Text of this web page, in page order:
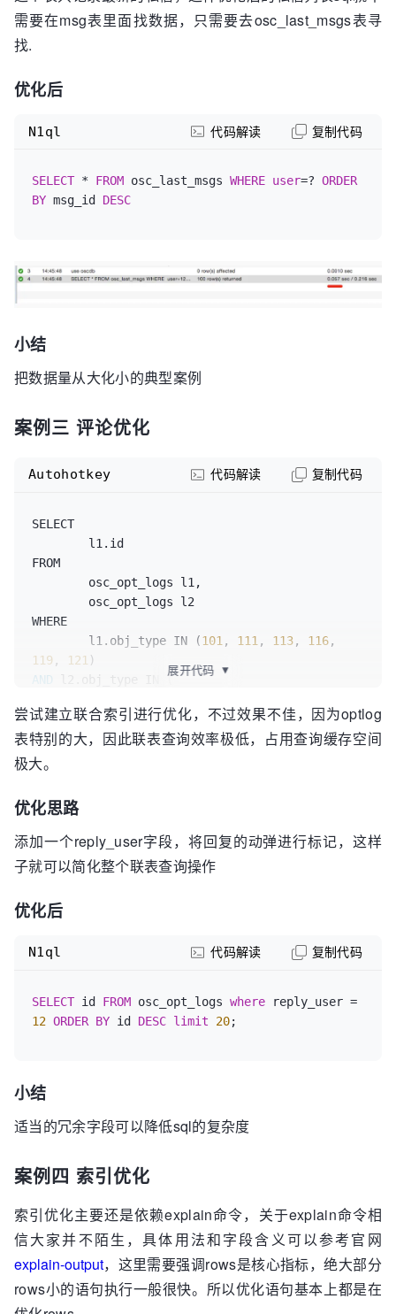
需要在msg表里面找数据，只需要去osc_last_msgs表寻
找.
优化后
SELECT * FROM osc_last_msgs WHERE user=? ORDER
BY msg_id DESC
N1ql 代码解读 复制代码
小结
把数据量从大化小的典型案例
案例三 评论优化
SELECT
FROM
WHERE
	l1.obj_type IN (
101 , 111 , 113, 116
119 , 121
AND
	110,
	112,
	124,
	122,
	125,
ORDER BY
	l1.id DESC
Autohotkey 代码解读 复制代码
展开代码 ▼
尝试建立联合索引进行优化，不过效果不佳，因为optlog
表特别的大，因此联表查询效率极低，占用查询缓存空间
极大。
优化思路
添加一个reply_user字段，将回复的动弹进行标记，这样
子就可以简化整个联表查询操作
优化后
SELECT id FROM osc_opt_logs where
12 ORDER BY id DESC limit 20;
N1ql 代码解读 复制代码
小结
适当的冗余字段可以降低sql的复杂度
案例四 索引优化
索引优化主要还是依赖explain命令，关于explain命令相
信大家并不陌生，具体用法和字段含义可以参考官网
explain-output，这里需要强调rows是核心指标，绝大部分
rows小的语句执行一般很快。所以优化语句基本上都是在